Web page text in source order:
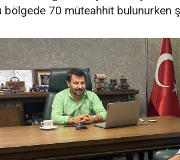
bölgede 70 müteahhit bulunurken